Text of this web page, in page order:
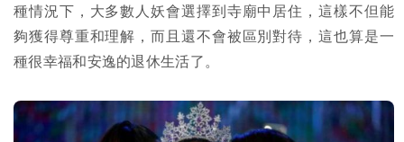
種情況下，大多數人妖會選擇到寺廟中居住，這樣不但能
夠獲得尊重和理解，而且還不會被區別對待，這也算是一
種很幸福和安逸的退休生活了。